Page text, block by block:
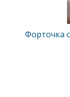
Форточка